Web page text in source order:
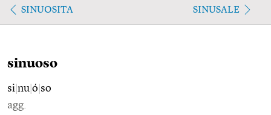
SINUOSITA SINUSALE
sinuoso
si nu ó so
agg.